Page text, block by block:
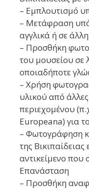
– Εμπλουτισμό
– Μετάφραση
αγγλικά ή σε
– Προσθήκη
του μουσείου σε
οποιαδήποτε
– Χρήση
υλικού από
περιεχομένου
Europeana) για
– Φωτογράφηση
της
αντικείμενο που
Επανάσταση
– Προσθήκη